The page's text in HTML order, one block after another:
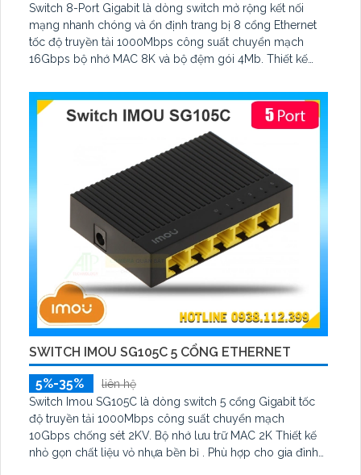
Switch 8-Port Gigabit là dòng switch mở rộng kết nối
mạng nhanh chóng và ổn định trang bị 8 cổng Ethernet
tốc độ truyền tải 1000Mbps công suất chuyển mạch
16Gbps bộ nhớ MAC 8K và bộ đệm gói 4Mb. Thiết kế
cân mọi thời tiết phù hợp gia đình văn phòng cửa hàng và
hệ thống camera IP.
SWITCH IMOU SG105C 5 CỔNG ETHERNET
5%-35%
liên hệ
Switch Imou SG105C là dòng switch 5 cổng Gigabit tốc
độ truyền tải 1000Mbps công suất chuyển mạch
10Gbps chống sét 2KV. Bộ nhớ lưu trữ MAC 2K Thiết kế
nhỏ gọn chất liệu vỏ nhựa bền bỉ . Phù hợp cho gia đình